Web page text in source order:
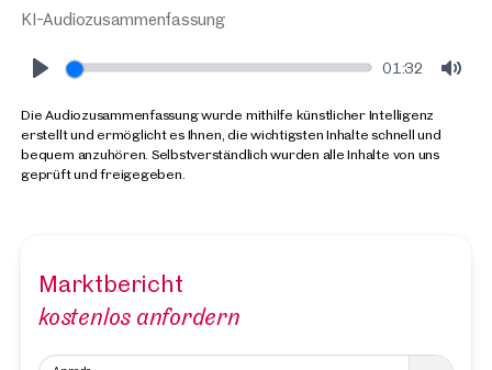
KI-Audiozusammenfassung
01:32
Die Audiozusammenfassung wurde mithilfe künstlicher Intelligenz
erstellt und ermöglicht es Ihnen, die wichtigsten Inhalte schnell und
bequem anzuhören. Selbstverständlich wurden alle Inhalte von uns
geprüft und freigegeben.
Marktbericht
kostenlos anfordern